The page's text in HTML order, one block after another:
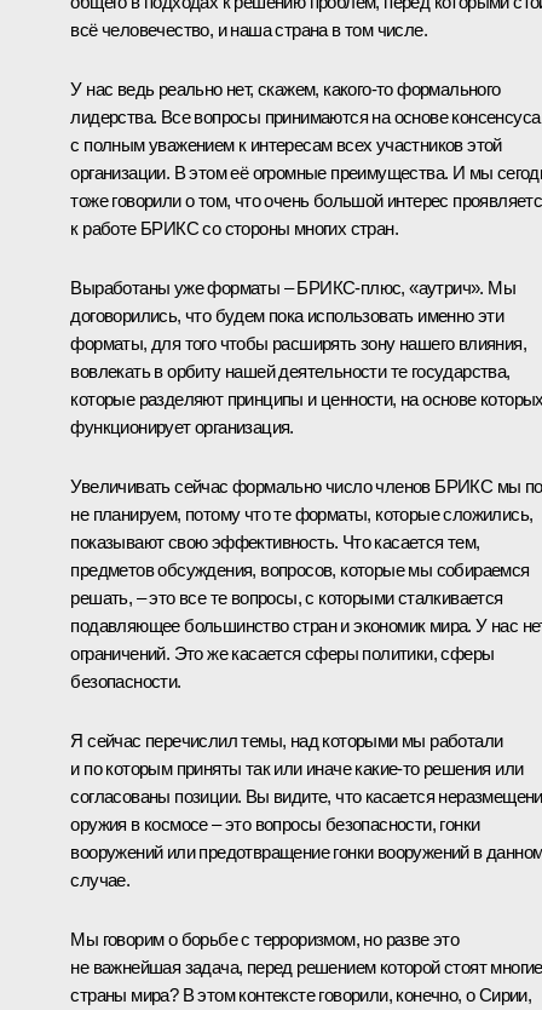
всё человечество, и наша страна в том числе.
У нас ведь реально нет, скажем, какого-то формального
лидерства. Все вопросы принимаются на основе консенсуса
с полным уважением к интересам всех участников этой
организации. В этом её огромные преимущества. И мы
тоже говорили о том, что очень большой интерес
к работе БРИКС со стороны многих стран.
Выработаны уже форматы – БРИКС-плюс, «аутрич». Мы
договорились, что будем пока использовать именно эти
форматы, для того чтобы расширять зону нашего влияния,
вовлекать в орбиту нашей деятельности те государства,
которые разделяют принципы и ценности, на основе
функционирует организация.
Увеличивать сейчас формально число членов БРИКС мы
не планируем, потому что те форматы, которые сложились,
показывают свою эффективность. Что касается тем,
предметов обсуждения, вопросов, которые мы собираемся
решать, – это все те вопросы, с которыми сталкивается
подавляющее большинство стран и экономик мира. У нас
ограничений. Это же касается сферы политики, сферы
безопасности.
Я сейчас перечислил темы, над которыми мы работали
и по которым приняты так или иначе какие-то решения или
согласованы позиции. Вы видите, что касается
оружия в космосе – это вопросы безопасности, гонки
вооружений или предотвращение гонки вооружений в
случае.
Мы говорим о борьбе с терроризмом, но разве это
не важнейшая задача, перед решением которой стоят многие
страны мира? В этом контексте говорили, конечно, о Сирии,